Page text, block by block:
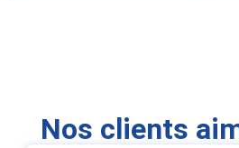
Nos clients